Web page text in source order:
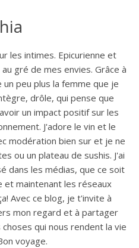
les intimes. Epicurienne et
gré de mes envies. Grâce à
peu plus la femme que je
drôle, qui pense que
un impact positif sur les
J'adore le vin et le
modération bien sur et je ne
ou un plateau de sushis. J'ai
dans les médias, que ce soit
et maintenant les réseaux
Avec ce blog, je t'invite à
mon regard et à partager
qui nous rendent la vie
voyage.